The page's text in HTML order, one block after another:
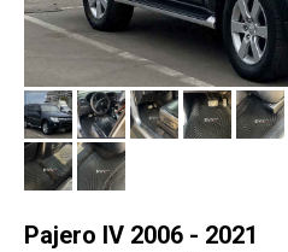
Pajero IV 2006 - 2021